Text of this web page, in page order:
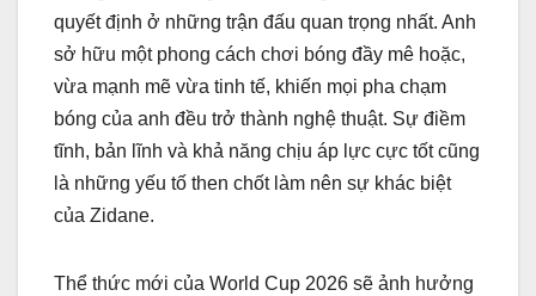
quyết định ở những trận đấu quan trọng nhất. Anh
sở hữu một phong cách chơi bóng đầy mê hoặc,
vừa mạnh mẽ vừa tinh tế, khiến mọi pha chạm
bóng của anh đều trở thành nghệ thuật. Sự điềm
tĩnh, bản lĩnh và khả năng chịu áp lực cực tốt cũng
là những yếu tố then chốt làm nên sự khác biệt
của Zidane.
Thể thức mới của World Cup 2026 sẽ ảnh hưởng